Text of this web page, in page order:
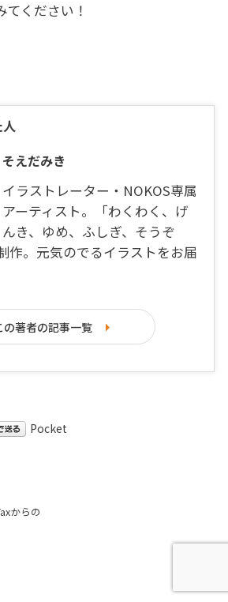
ください！
そえだみき
イラストレーター・NOKOS専属
アーティスト。「わくわく、げ
んき、ゆめ、ふしぎ、そうぞ
作。元気のでるイラストをお届
の著者の記事一覧
Pocket
からの